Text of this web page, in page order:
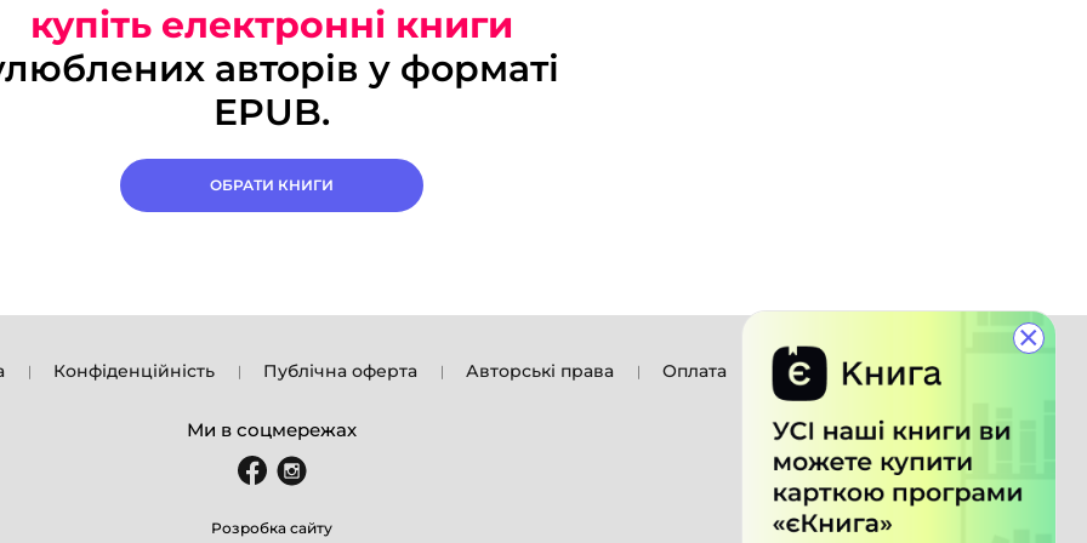
×
купіть електронні книги
авторів у форматі
EPUB.
ОБРАТИ КНИГИ
Конфіденційність Публічна оферта Авторські права Оплата
Ми в соцмережах
Розробка сайту